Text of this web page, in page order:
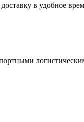
в удобное